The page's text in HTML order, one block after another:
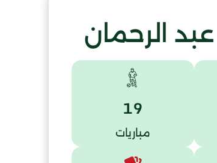
الرحمان
19
مباريات